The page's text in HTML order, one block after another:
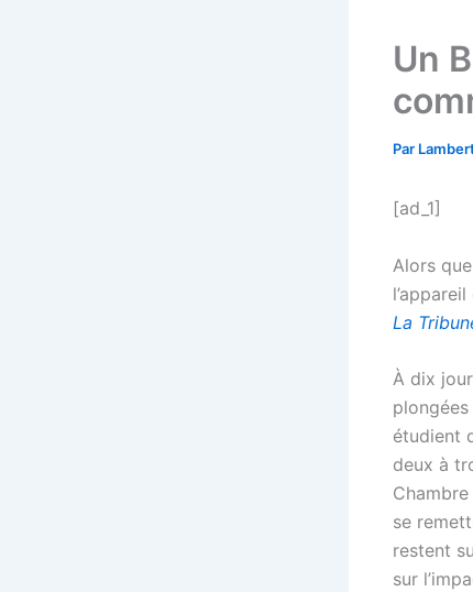
Un
Par
[ad_1]
Alors
La
À dix
étudient
deux à
se
restent
sur